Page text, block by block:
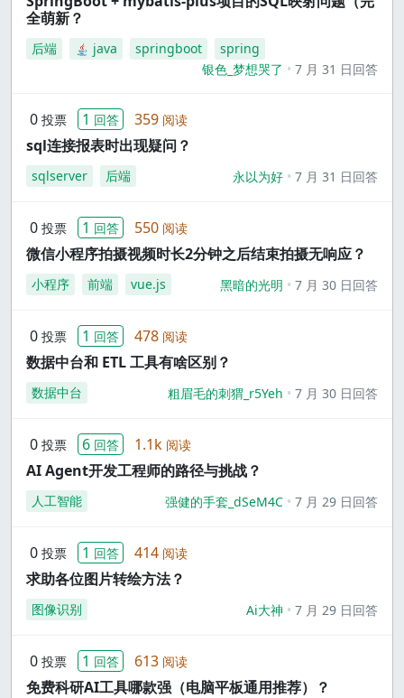
全萌新？
后端 java springboot
spring
银色_梦想哭了
7 月 31 日回答
0 投票 1 回答 359 阅读
sql连接报表时出现疑问？
sqlserver 后端 永以为好 7 月 31 日回答
0 投票 1 回答 550 阅读
微信小程序拍摄视频时长2分钟之后结束拍摄无响应？
小程序 前端 vue.js 黑暗的光明 7 月 30 日回答
0 投票 1 回答 478 阅读
数据中台和 ETL 工具有啥区别？
数据中台 粗眉毛的刺猬_r5Yeh 7 月 30 日回答
0 投票 6 回答 1.1k 阅读
AI Agent开发工程师的路径与挑战？
人工智能 强健的手套_dSeM4C 7 月 29 日回答
0 投票 1 回答 414 阅读
求助各位图片转绘方法？
图像识别 Ai大神 7 月 29 日回答
0 投票 1 回答 613 阅读
免费科研AI工具哪款强（电脑平板通用推荐）？